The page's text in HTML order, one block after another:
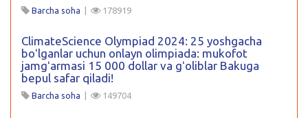
Barcha soha | 178919
ClimateScience Olympiad 2024: 25 yoshgacha
boʻlganlar uchun onlayn olimpiada: mukofot
jamgʻarmasi 15 000 dollar va gʻoliblar Bakuga
bepul safar qiladi!
Barcha soha | 149704